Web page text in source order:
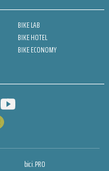
BIKE LAB
BIKE HOTEL
BIKE ECONOMY
bici.PRO